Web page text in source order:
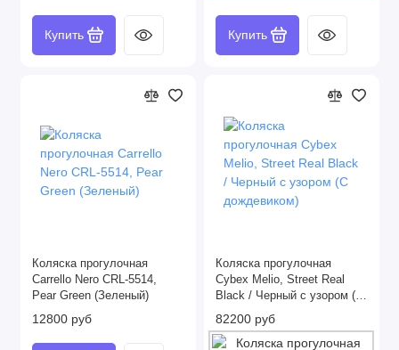
Купить Купить
Коляска прогулочная
Carrello Nero CRL-5514,
Pear Green (Зеленый)
12800 руб
Коляска прогулочная
Cybex Melio, Street Real
Black / Черный с узором (С
дождевиком)
82200 руб